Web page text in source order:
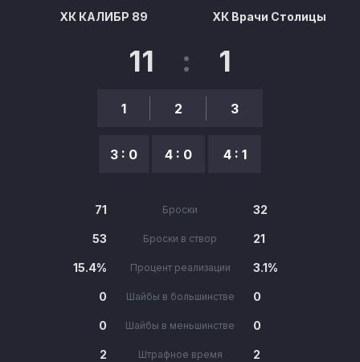
ХК КАЛИБР 89
11 : 1
1
3 : 0
2
4 : 0
3
4 : 1
ХК Врачи Столицы
71 Броски 32
53 Броски в створ 21
15.4% Процент реализации 3.1%
0 Шайбы в большинстве 0
0 Шайбы в меньшинстве 0
2 Штрафное время 2